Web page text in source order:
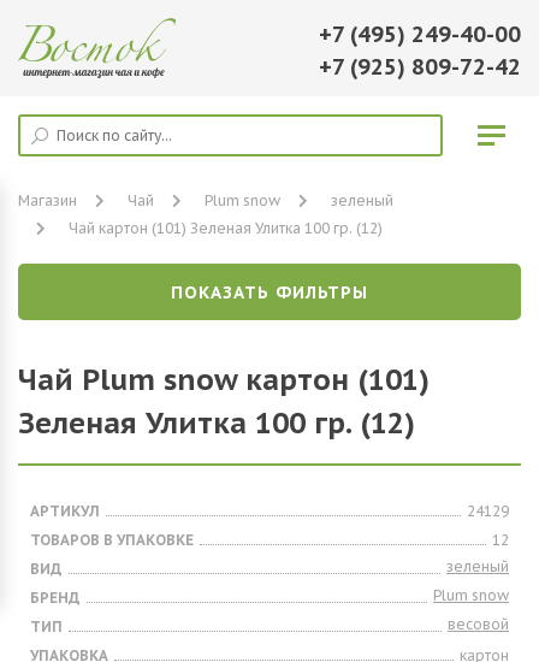
+7 (495) 249-40-00
+7 (925) 809-72-42
Магазин Чай Plum snow
зеленый
Чай картон (101) Зеленая Улитка 100 гр. (12)
ПОКАЗАТЬ ФИЛЬТРЫ
Чай Plum snow картон (101)
Зеленая Улитка 100 гр. (12)
АРТИКУЛ
24129
ТОВАРОВ В УПАКОВКЕ
12
ВИД
зеленый
БРЕНД
Plum snow
ТИП
весовой
УПАКОВКА
картон